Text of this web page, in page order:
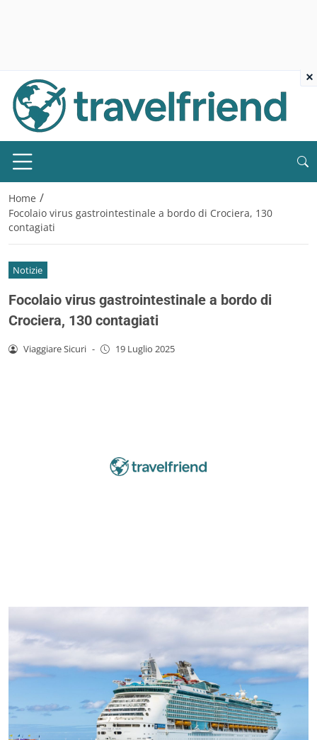
Home /
Focolaio virus gastrointestinale a bordo di Crociera, 130
contagiati
Notizie
Focolaio virus gastrointestinale a bordo di
Crociera, 130 contagiati
Viaggiare Sicuri - 19 Luglio 2025
×